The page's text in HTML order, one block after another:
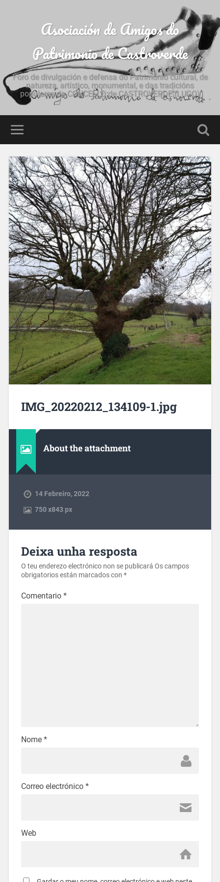
Asociación de Amigos do
Patrimonio de Castroverde
Foro de divulgación e defensa do Patrimonio cultural, de
natureza, artístico, monumental, e das tradicións
populares do CONCELLO de CASTROVERDE (LUGO)
IMG_20220212_134109-1.jpg
About the attachment
14 Febreiro, 2022
750x843 px
Deixa unha resposta
O teu enderezo electrónico non se publicará Os campos
obrigatorios están marcados con *
Comentario *
Nome *
Correo electrónico *
Web